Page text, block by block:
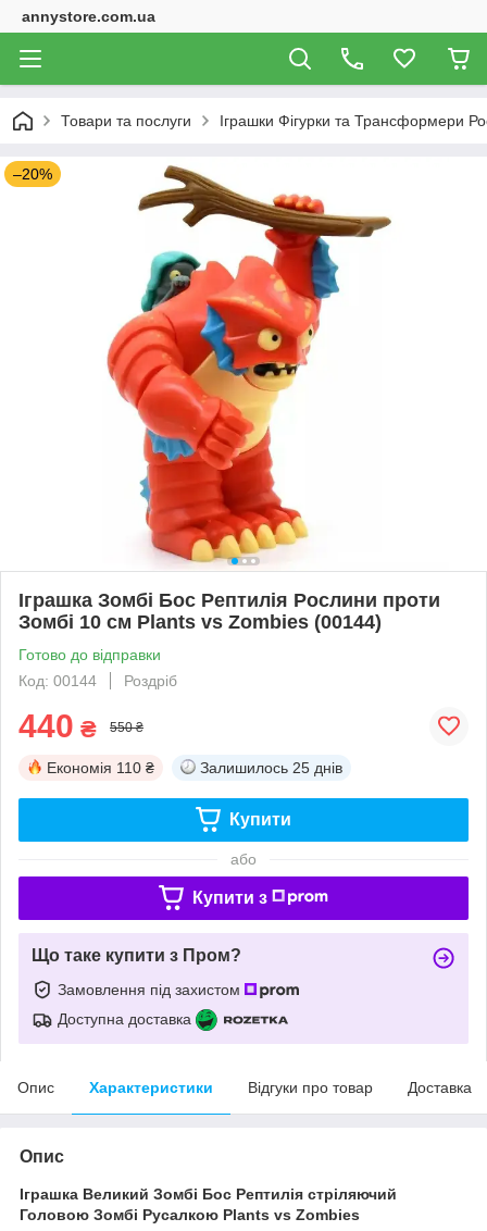
annystore.com.ua
Товари та послуги Іграшки Фігурки та Трансформери
–20%
Іграшка Зомбі Бос Рептилія Рослини проти
Зомбі 10 см Plants vs Zombies (00144)
Готово до відправки
Код: 00144
Роздріб
440 ₴ 550 ₴
Економія 110 ₴ Залишилось 25 днів
Купити
або
Купити з
Що таке купити з Пром?
Замовлення під захистом
Доступна доставка
Опис Характеристики Відгуки про товар Доставка
Опис
Іграшка Великий Зомбі Бос Рептилія стріляючий
Головою Зомбі Русалкою Plants vs Zombies